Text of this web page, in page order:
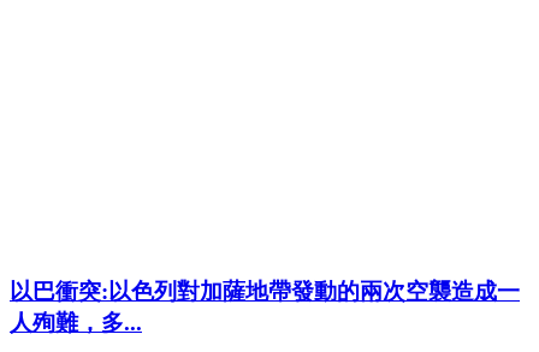
以巴衝突:以色列對加薩地帶發動的兩次空襲造成一
人殉難，多...